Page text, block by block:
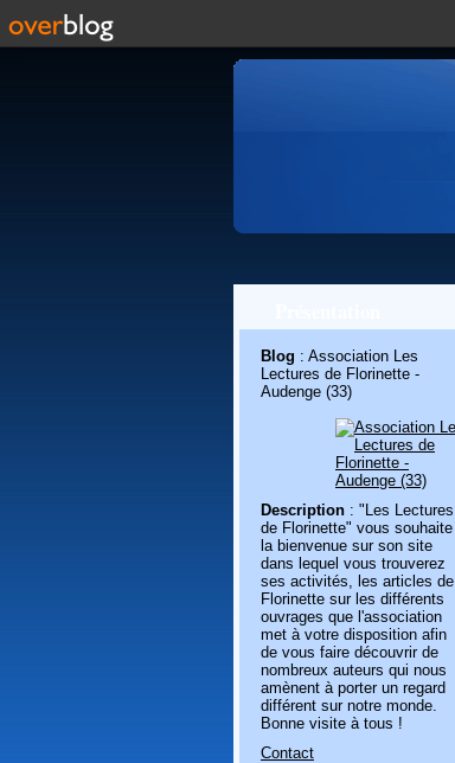
Blog : Association Les
Lectures de Florinette -
Audenge (33)
Description : "Les Lectures
de Florinette" vous souhaite
la bienvenue sur son site
dans lequel vous trouverez
ses activités, les articles de
Florinette sur les différents
ouvrages que l'association
met à votre disposition afin
de vous faire découvrir de
nombreux auteurs qui nous
amènent à porter un regard
différent sur notre monde.
Bonne visite à tous !
Contact